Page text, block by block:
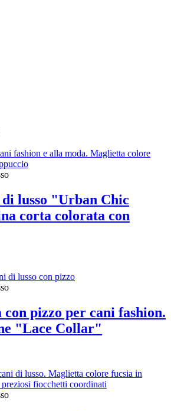
lusso "Urban Chic
corta colorata con
pizzo per cani fashion.
"Lace Collar"